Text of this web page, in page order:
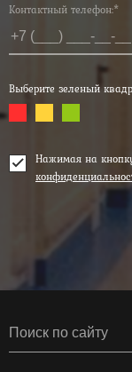
Контактный телефон:*
Выберите зеленый
Нажимая на